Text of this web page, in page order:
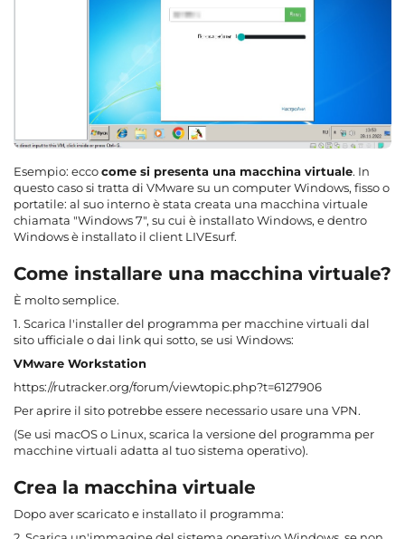
Esempio: eccocome si presenta una macchina virtuale. In
questo caso si tratta di VMware su un computer Windows, fisso o
portatile: al suo interno è stata creata una macchina virtuale
chiamata "Windows 7", su cui è installato Windows, e dentro
Windows è installato il client LIVEsurf.
Come installare una macchina virtuale?
È molto semplice.
1. Scarica l'installer del programma per macchine virtuali dal
sito ufficiale o dai link qui sotto, se usi Windows:
VMware Workstation
https://rutracker.org/forum/viewtopic.php?t=6127906
Per aprire il sito potrebbe essere necessario usare una VPN.
(Se usi macOS o Linux, scarica la versione del programma per
macchine virtuali adatta al tuo sistema operativo).
Crea la macchina virtuale
Dopo aver scaricato e installato il programma: